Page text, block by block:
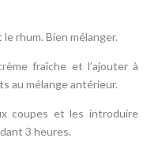
rhum. Bien mélanger.
fraîche et l’ajouter à
au mélange antérieur.
coupes et les introduire
3 heures.